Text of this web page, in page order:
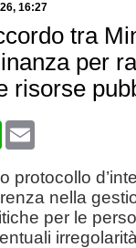
, 16:27
tra
per
risorse
WhatsApp
Email
protocollo
nella
per le
irregolarità